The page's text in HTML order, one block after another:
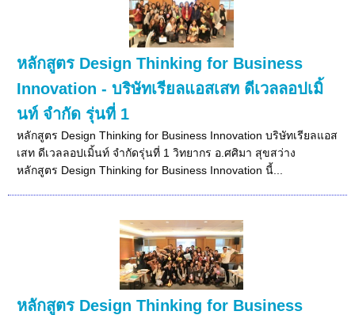
หลักสูตร Design Thinking for Business
Innovation - บริษัทเรียลแอสเสท ดีเวลลอปเมิ้
นท์ จำกัด รุ่นที่ 1
หลักสูตร Design Thinking for Business Innovation บริษัทเรียลแอส
เสท ดีเวลลอปเมิ้นท์ จำกัดรุ่นที่ 1 วิทยากร อ.ศศิมา สุขสว่าง
หลักสูตร Design Thinking for Business Innovation นี้...
หลักสูตร Design Thinking for Business